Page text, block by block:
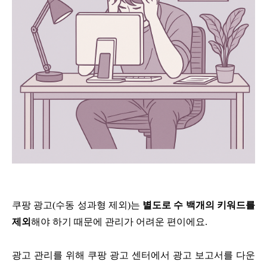
쿠팡 광고(수동 성과형 제외 )는 별도로 수 백개의 키워드를
제외해야 하기 때문에 관리가 어려운 편이에요.
광고 관리를 위해 쿠팡 광고 센터에서 광고 보고서를 다운